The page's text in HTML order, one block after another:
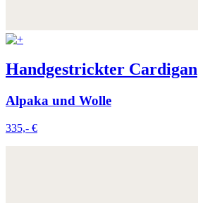
Handgestrickter Cardigan
Alpaka und Wolle
335,- €